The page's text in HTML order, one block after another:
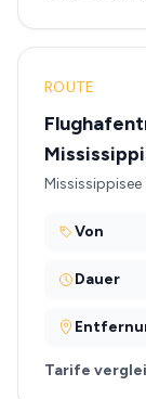
ROUTE
Mississippisee
Von
Dauer
Tarife